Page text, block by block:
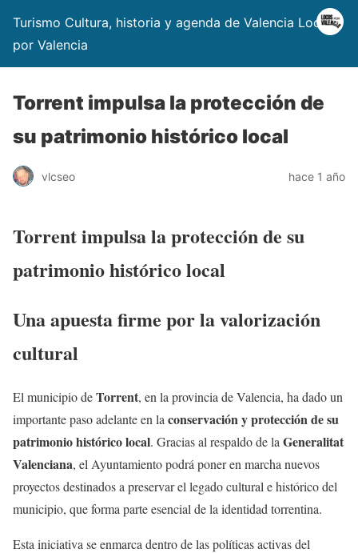
Turismo Cultura, historia y agenda de Valencia Locos
por Valencia
Torrent impulsa la protección de
su patrimonio histórico local
vlcseo hace 1 año
Torrent impulsa la protección de su
patrimonio histórico local
Una apuesta firme por la valorización
cultural
El municipio deTorrent, en la provincia de Valencia, ha dado un
importante paso adelante en la conservación y protección de su
patrimonio histórico local. Gracias al respaldo de la Generalitat
Valenciana, el Ayuntamiento podrá poner en marcha nuevos
proyectos destinados a preservar el legado cultural e histórico del
municipio, que forma parte esencial de la identidad torrentina.
Esta iniciativa se enmarca dentro de las políticas activas del